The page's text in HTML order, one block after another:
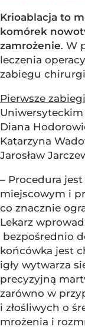
Krioablacja to
komórek
zamrożenie. W
leczenia
zabiegu
Pierwsze
Diana
Katarzyna
Jarosław
– Procedura
miejscowym i
co znacznie
Lekarz
bezpośrednio
końcówka jest
igły wytwarza
precyzyjną
zarówno w
i złośliwych o
mrożenia i